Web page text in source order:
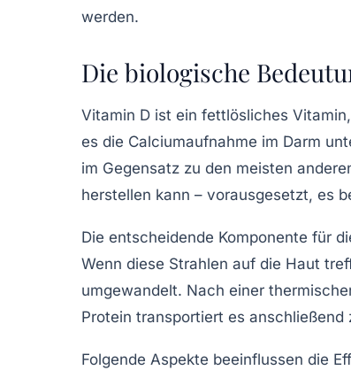
werden.
Die biologische
Vitamin D ist ein fettlösliches
es die Calciumaufnahme im Darm
im Gegensatz zu den meisten
herstellen kann – vorausgesetzt, es
Die entscheidende Komponente für
Wenn diese Strahlen auf die Haut
umgewandelt. Nach einer
Protein transportiert es
Folgende Aspekte beeinflussen die